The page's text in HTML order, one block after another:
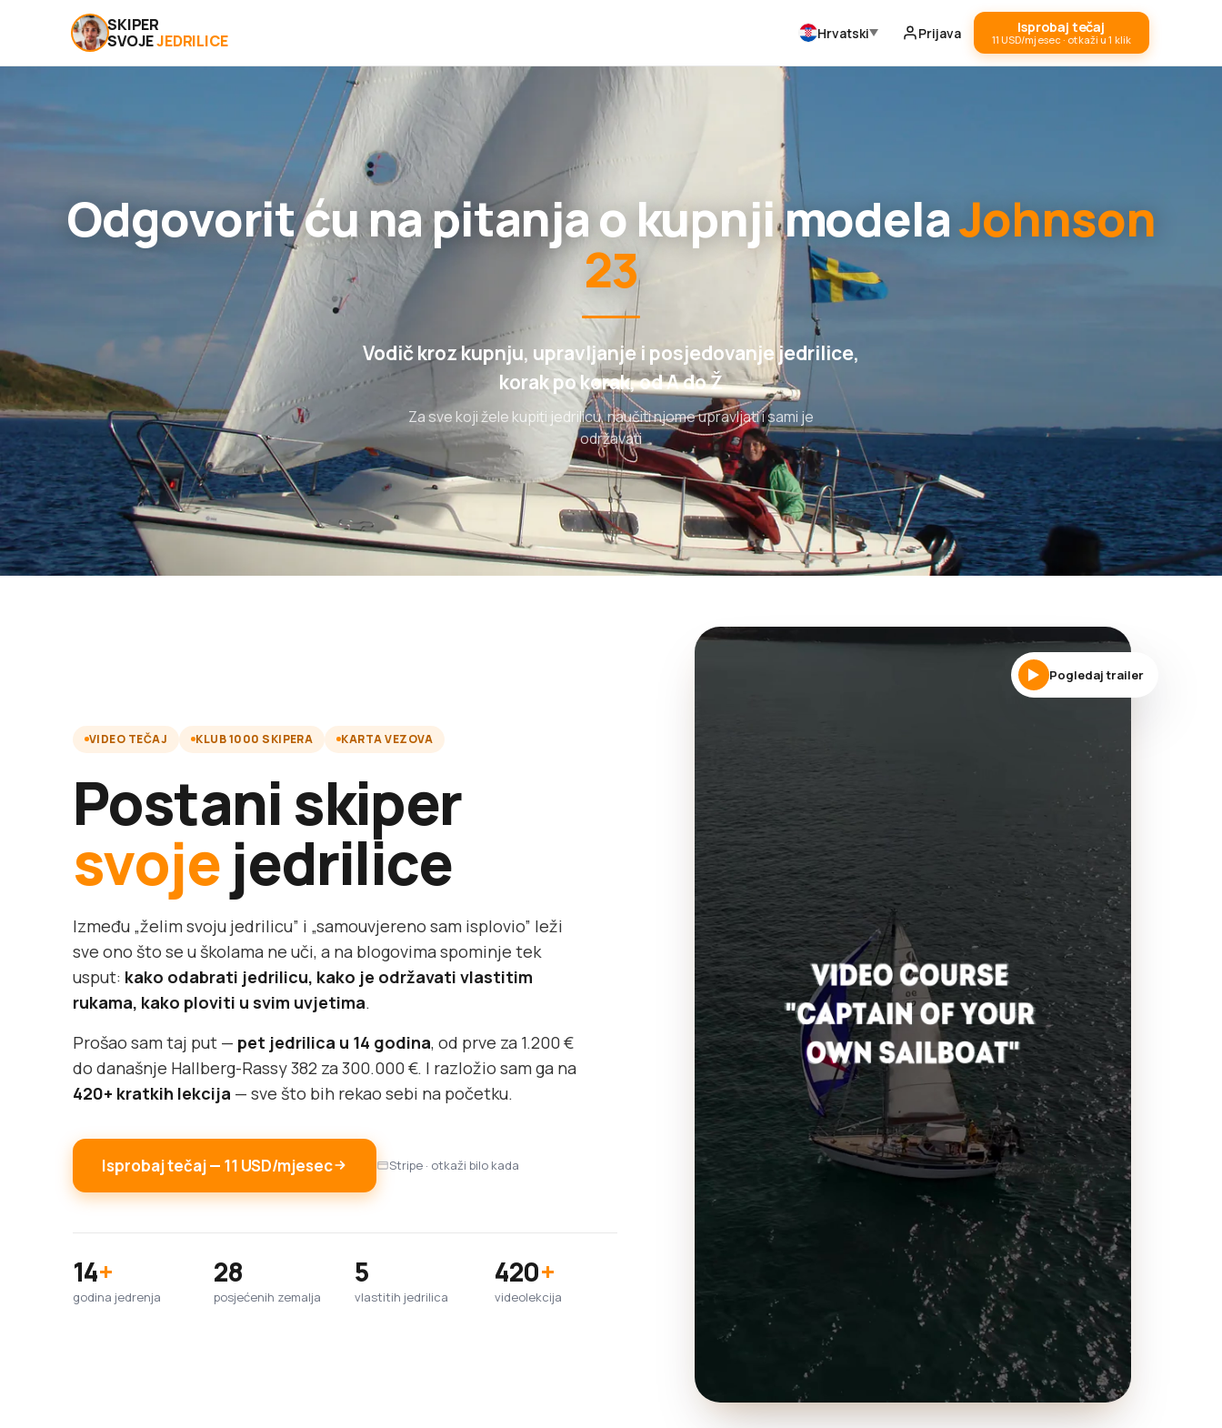
SKIPER
SVOJEJEDRILICE Hrvatski Prijava Isprobaj tečaj
11 USD/mjesec · otkaži u 1 klik
Odgovorit ću na pitanja o kupnji modelaJohnson
23
Vodič kroz kupnju, upravljanje i posjedovanje jedrilice,
korak po korak, od A do Ž
Za sve koji žele kupiti jedrilicu, naučiti njome upravljati i sami je
održavati
VIDEO TEČAJ KLUB 1000 SKIPERA KARTA VEZOVA
Postani skiper
svojejedrilice
Između „želim svoju jedrilicu” i „samouvjereno sam isplovio” leži
sve ono što se u školama ne uči, a na blogovima spominje tek
usput: kako odabrati jedrilicu, kako je održavati vlastitim
rukama, kako ploviti u svim uvjetima.
Prošao sam taj put — pet jedrilica u 14 godina, od prve za 1.200 €
do današnje Hallberg-Rassy 382 za 300.000 €. I razložio sam ga na
420+ kratkih lekcija — sve što bih rekao sebi na početku.
Isprobaj tečaj — 11 USD/mjesec Stripe · otkaži bilo kada
14+
godina jedrenja
28
posjećenih zemalja
5
vlastitih jedrilica
420+
videolekcija
Pogledaj trailer